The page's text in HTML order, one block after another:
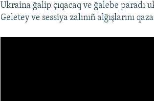
Ukraina ğalip çıqacaq ve ğalebe paradı
Geletey ve sessiya zalınıñ alğışlarını